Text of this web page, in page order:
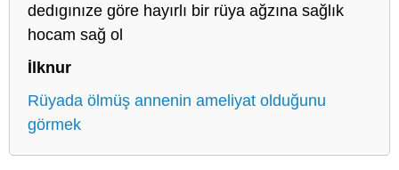
dedıgınıze göre hayırlı bir rüya ağzına sağlık
hocam sağ ol
İlknur
Rüyada ölmüş annenin ameliyat olduğunu
görmek